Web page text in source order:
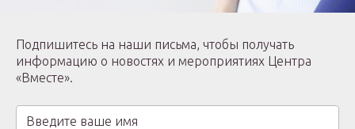
Подпишитесь на наши письма, чтобы получать
информацию о новостях и мероприятиях Центра
«Вместе».